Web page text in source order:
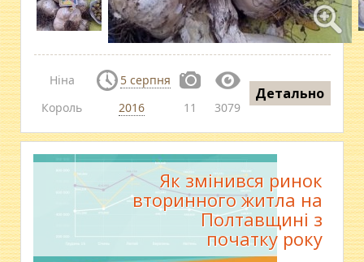
Ніна
Король
5 серпня
2016
11 3079
Детально
Як змінився ринок
вторинного житла на
Полтавщині з
початку року